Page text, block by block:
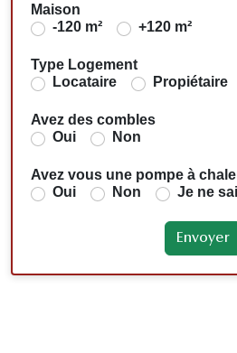
Maison
-120 m²
+120 m²
Type Logement
Locataire
Propiétaire
Avez des combles
Oui
Non
Avez vous une pompe à
Oui
Non Je ne